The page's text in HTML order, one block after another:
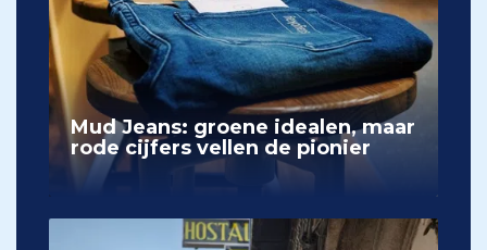
Mud Jeans: groene idealen, maar
rode cijfers vellen de pionier